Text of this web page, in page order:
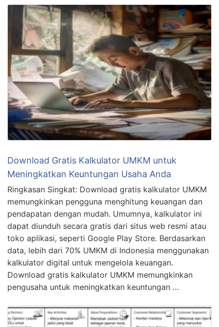
Related Posts
Download Gratis Kalkulator UMKM untuk
Meningkatkan Keuntungan Usaha Anda
Ringkasan Singkat: Download gratis kalkulator UMKM
memungkinkan pengguna menghitung keuangan dan
pendapatan dengan mudah. Umumnya, kalkulator ini
dapat diunduh secara gratis dari situs web resmi atau
toko aplikasi, seperti Google Play Store. Berdasarkan
data, lebih dari 70% UMKM di Indonesia menggunakan
Download gratis kalkulator UMKM memungkinkan
pengusaha untuk meningkatkan keuntungan …